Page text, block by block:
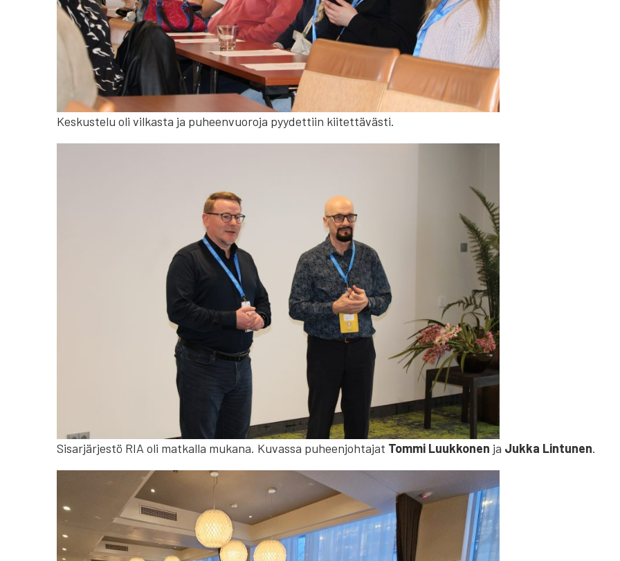
Keskustelu oli vilkasta ja puheenvuoroja pyydettiin kiitettävästi.
Sisarjärjestö RIA oli matkalla mukana. Kuvassa puheenjohtajat Tommi Luukkonen ja Jukka Lintunen.